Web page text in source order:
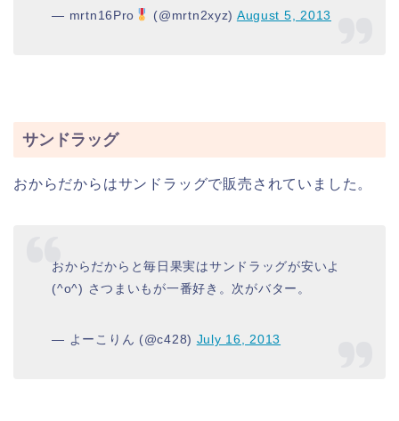
— mrtn16Pro (@mrtn2xyz) August 5, 2013
サンドラッグ
おからだからはサンドラッグで販売されていました。
おからだからと毎日果実はサンドラッグが安いよ
(^o^) さつまいもが一番好き。次がバター。
— よーこりん (@c428) July 16, 2013